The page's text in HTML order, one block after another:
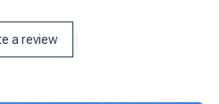
a review